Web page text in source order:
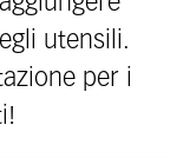
utensili.
per i